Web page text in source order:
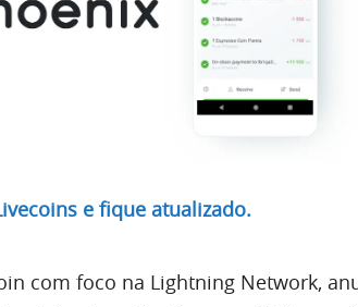
e fique atualizado.
com foco na Lightning Network,